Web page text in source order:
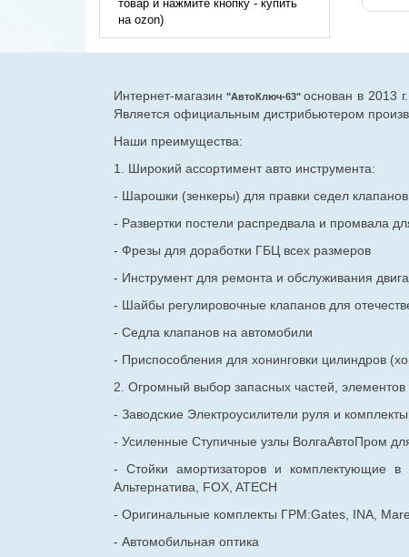
товар и нажмите кнопку - купить
на ozon)
Интернет-магазин "АвтоКлюч-63"основан в 2013
Является официальным дистрибьютером
Наши преимущества:
1. Широкий ассортимент авто инструмента:
- Шарошки (зенкеры) для правки седел
- Развертки постели распредвала и промвала
- Фрезы для доработки ГБЦ всех размеров
- Инструмент для ремонта и обслуживания
- Шайбы регулировочные клапанов для
- Седла клапанов на автомобили
- Приспособления для хонинговки цилиндров
2. Огромный выбор запасных частей,
- Заводские Электроусилители руля и
- Усиленные Ступичные узлы ВолгаАвтоПром
- Стойки амортизаторов и комплектующие
Альтернатива, FOX, ATECH
- Оригинальные комплекты ГРМ:Gates, INA,
- Автомобильная оптика